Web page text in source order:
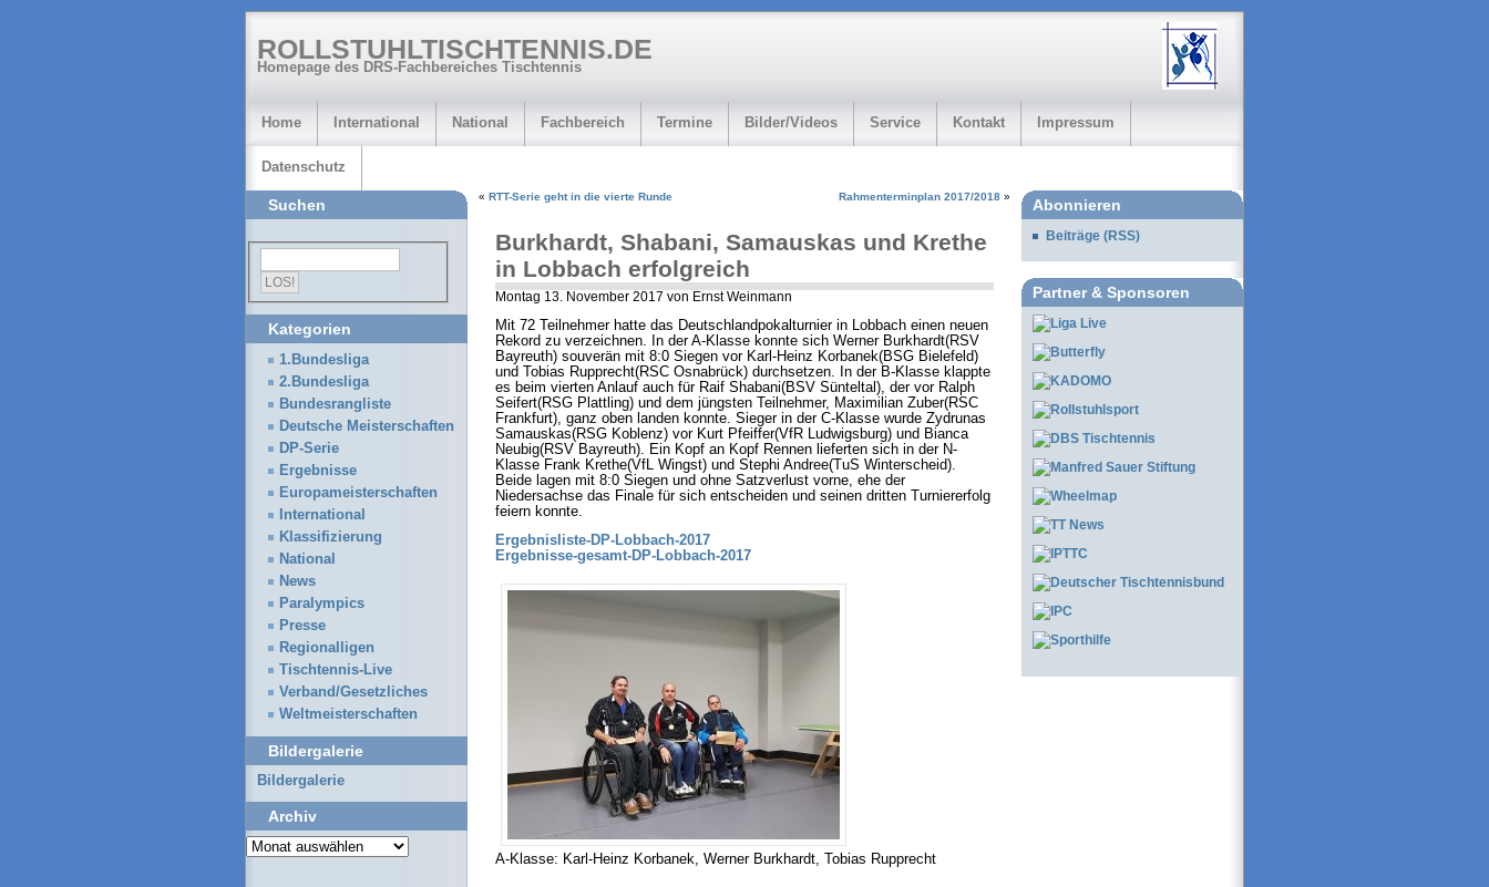
ROLLSTUHLTISCHTENNIS.DE
Homepage des DRS-Fachbereiches Tischtennis
Home International National Fachbereich Termine Bilder/Videos Service Kontakt Impressum
Datenschutz
« RTT-Serie geht in die vierte Runde Rahmenterminplan 2017/2018 »
Burkhardt, Shabani, Samauskas und Krethe
in Lobbach erfolgreich
Montag 13. November 2017 von Ernst Weinmann
Mit 72 Teilnehmer hatte das Deutschlandpokalturnier in Lobbach einen neuen
Rekord zu verzeichnen. In der A-Klasse konnte sich Werner Burkhardt(RSV
Bayreuth) souverän mit 8:0 Siegen vor Karl-Heinz Korbanek(BSG Bielefeld)
und Tobias Rupprecht(RSC Osnabrück) durchsetzen. In der B-Klasse klappte
es beim vierten Anlauf auch für Raif Shabani(BSV Sünteltal), der vor Ralph
Seifert(RSG Plattling) und dem jüngsten Teilnehmer, Maximilian Zuber(RSC
Frankfurt), ganz oben landen konnte. Sieger in der C-Klasse wurde Zydrunas
Samauskas(RSG Koblenz) vor Kurt Pfeiffer(VfR Ludwigsburg) und Bianca
Neubig(RSV Bayreuth). Ein Kopf an Kopf Rennen lieferten sich in der N-
Klasse Frank Krethe(VfL Wingst) und Stephi Andree(TuS Winterscheid).
Beide lagen mit 8:0 Siegen und ohne Satzverlust vorne, ehe der
Niedersachse das Finale für sich entscheiden und seinen dritten Turniererfolg
feiern konnte.
Ergebnisliste-DP-Lobbach-2017
Ergebnisse-gesamt-DP-Lobbach-2017
A-Klasse: Karl-Heinz Korbanek, Werner Burkhardt, Tobias Rupprecht
Suchen
Kategorien
1.Bundesliga
2.Bundesliga
Bundesrangliste
Deutsche Meisterschaften
DP-Serie
Ergebnisse
Europameisterschaften
International
Klassifizierung
National
News
Paralympics
Presse
Regionalligen
Tischtennis-Live
Verband/Gesetzliches
Weltmeisterschaften
Bildergalerie
Bildergalerie
Archiv
Archiv
Abonnieren
Beiträge (RSS)
Partner & Sponsoren